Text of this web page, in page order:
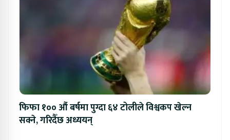
फिफा १०० औं बर्षमा पुग्दा ६४ टोलीले विश्वकप खेल्न
सक्ने, गरिदैँछ अध्ययन्